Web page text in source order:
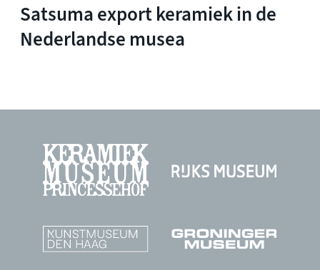
Satsuma export keramiek in de
Nederlandse musea